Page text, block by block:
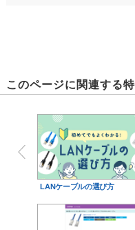
このページに関連する
LANケーブルの選び方